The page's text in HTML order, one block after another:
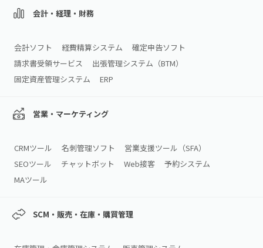
会計・経理・財務
会計ソフト 経費精算システム
確定申告ソフト
請求書受領サービス
出張管理システム（BTM）
固定資産管理システム
ERP
営業・マーケティング
CRMツール 名刺管理ソフト
営業支援ツール（SFA）
SEOツール
チャットボット Web接客
予約システム
MAツール
SCM・販売・在庫・購買管理